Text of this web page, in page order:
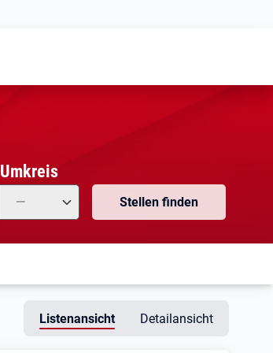
Umkreis
— Stellen finden
Listenansicht Detailansicht